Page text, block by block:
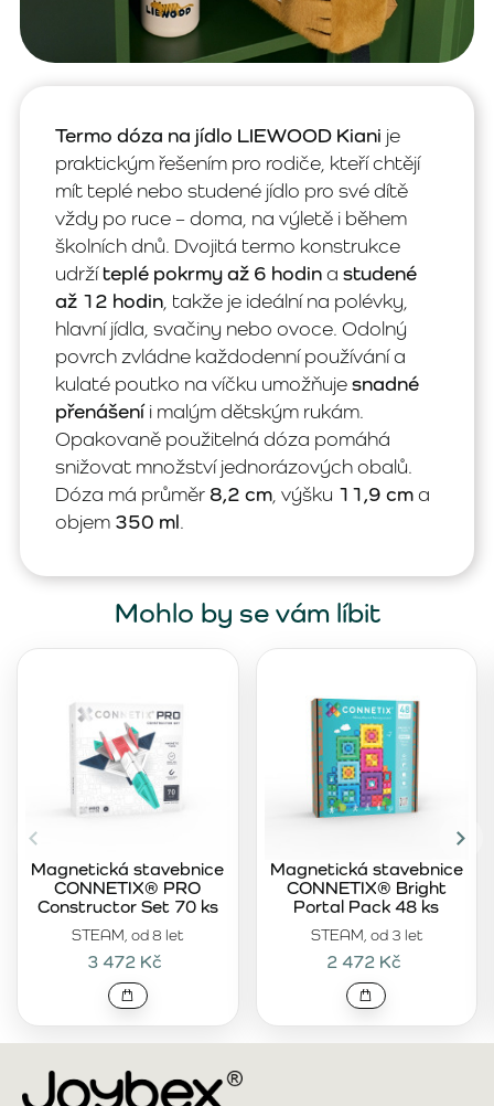
Termo dóza na jídlo LIEWOOD Kiani je
praktickým řešením pro rodiče, kteří chtějí
mít teplé nebo studené jídlo pro své dítě
vždy po ruce – doma, na výletě i během
školních dnů. Dvojitá termo konstrukce
udržíteplé pokrmy až 6 hodina studené
až 12 hodin , takže je ideální na polévky,
hlavní jídla, svačiny nebo ovoce. Odolný
povrch zvládne každodenní používání a
kulaté poutko na víčku umožňujesnadné
přenášeníi malým dětským rukám.
Opakovaně použitelná dóza pomáhá
snižovat množství jednorázových obalů.
Dóza má průměr8,2 cm , výšku 11,9 cma
objem 350 ml.
Mohlo by se vám líbit
STEAM, od 8 let
Magnetická stavebnice
CONNETIX® PRO
Constructor Set 70 ks
3 472 Kč
STEAM, od 3 let
Magnetická stavebnice
CONNETIX® Bright
Portal Pack 48 ks
2 472 Kč